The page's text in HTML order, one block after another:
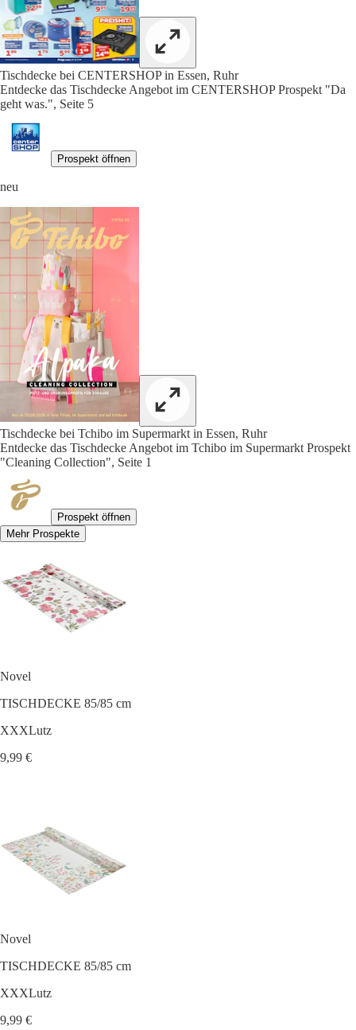
Tischdecke bei CENTERSHOP in Essen, Ruhr
Entdecke das Tischdecke Angebot im CENTERSHOP Prospekt "Da
geht was.", Seite 5
Prospekt öffnen
neu
Tischdecke bei Tchibo im Supermarkt in Essen, Ruhr
Entdecke das Tischdecke Angebot im Tchibo im Supermarkt Prospekt
"Cleaning Collection", Seite 1
Prospekt öffnen
Mehr Prospekte
Novel
TISCHDECKE 85/85 cm
XXXLutz
9,99 €
Novel
TISCHDECKE 85/85 cm
XXXLutz
9,99 €